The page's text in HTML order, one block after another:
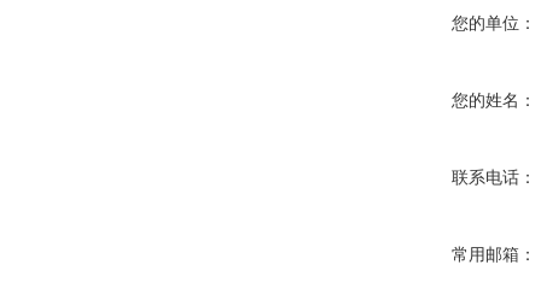
您的单位：
您的姓名：
联系电话：
常用邮箱：